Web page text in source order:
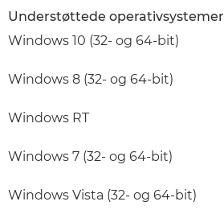
Understøttede operativsystemer
Windows 10 (32- og 64-bit)
Windows 8 (32- og 64-bit)
Windows RT
Windows 7 (32- og 64-bit)
Windows Vista (32- og 64-bit)